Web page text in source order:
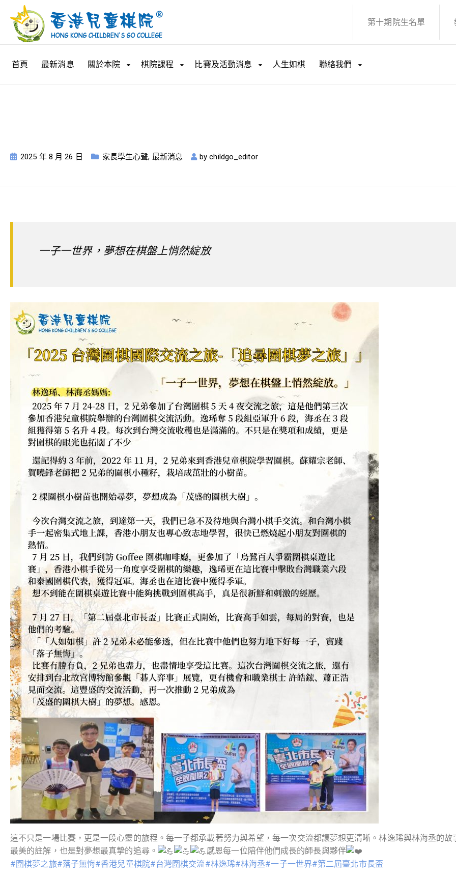
第十期院生名單
首頁 最新消息 關於本院 棋院課程 比賽及活動消息 人生如棋 聯絡我們
2025 年 8 月 26 日 家長學生心聲, 最新消息 bychildgo_editor
一子一世界，夢想在棋盤上悄然綻放
這不只是一場比賽，更是一段心靈的旅程。每一子都承載著努力與希望，每一次交流都讓夢想更清晰。林逸琋與林海丞的故
最美的註解，也是對夢想最真摯的追尋。
感恩每一位陪伴他們成長的師長與夥伴
#圍棋夢之旅#落子無悔#香港兒童棋院#台灣圍棋交流#林逸琋#林海丞#一子一世界#第二屆臺北市長盃